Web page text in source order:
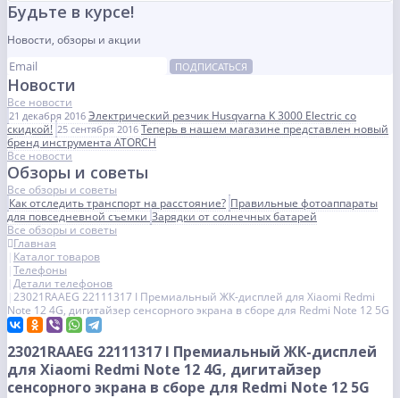
Будьте в курсе!
Новости, обзоры и акции
ПОДПИСАТЬСЯ
Новости
Все новости
21 декабря 2016 Электрический резчик Husqvarna K 3000 Electric со
скидкой! 25 сентября 2016 Теперь в нашем магазине представлен новый
бренд инструмента ATORCH
Все новости
Обзоры и советы
Все обзоры и советы
Как отследить транспорт на расстояние? Правильные фотоаппараты
для повседневной съемкиЗарядки от солнечных батарей
Все обзоры и советы
Главная
Каталог товаров
Телефоны
Детали телефонов
23021RAAEG 22111317 I Премиальный ЖК-дисплей для Xiaomi Redmi
Note 12 4G, дигитайзер сенсорного экрана в сборе для Redmi Note 12 5G
23021RAAEG 22111317 I Премиальный ЖК-дисплей
для Xiaomi Redmi Note 12 4G, дигитайзер
сенсорного экрана в сборе для Redmi Note 12 5G